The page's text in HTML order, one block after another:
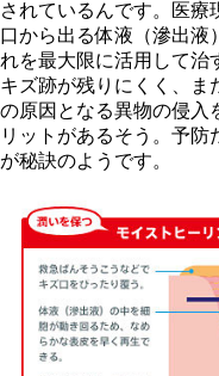
されているんです。医療
口から出る体液（滲出液
れを最大限に活用して治
キズ跡が残りにくく、ま
の原因となる異物の侵入
リットがあるそう。予防
が秘訣のようです。